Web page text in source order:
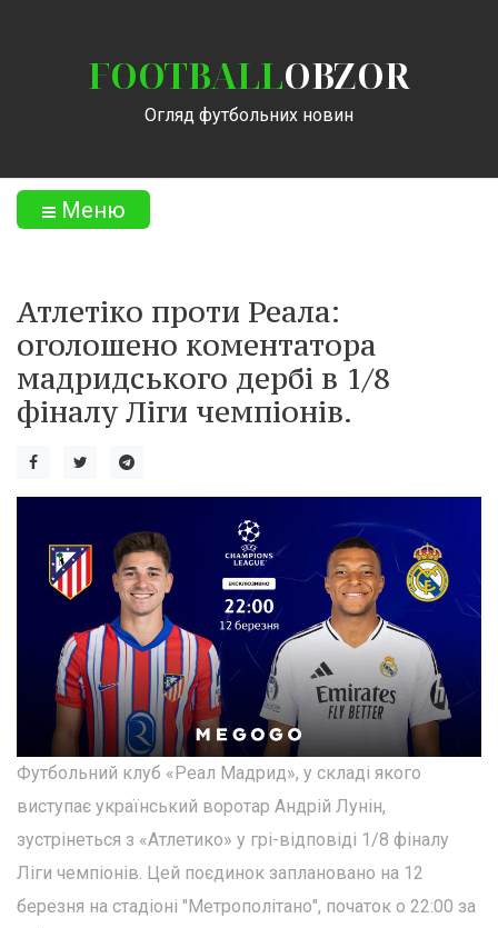
FOOTBALLOBZOR
Огляд футбольних новин
Меню
Атлетіко проти Реала:
оголошено коментатора
мадридського дербі в 1/8
фіналу Ліги чемпіонів.
Футбольний клуб «Реал Мадрид», у складі якого
виступає український воротар Андрій Лунін,
зустрінеться з «Атлетико» у грі-відповіді 1/8 фіналу
Ліги чемпіонів. Цей поєдинок заплановано на 12
березня на стадіоні "Метрополітано", початок о 22:00 за